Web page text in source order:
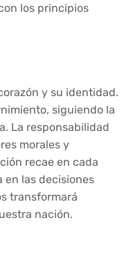
los principios
y su identidad.
siguiendo la
La responsabilidad
morales y
recae en cada
en las decisiones
transformará
nación.